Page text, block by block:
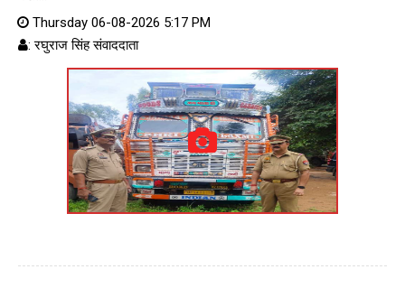
Thursday 06-08-2026 5:17 PM
: रघुराज सिंह संवाददाता